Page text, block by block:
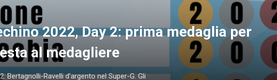
2022, Day 2: prima medaglia per
al medagliere
Bertagnolli-Ravelli d’argento nel Super-G. Gli